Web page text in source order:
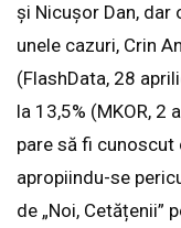
și Nicușor Dan, dar
unele cazuri, Crin
(FlashData, 28
la 13,5% (MKOR, 2
pare să fi cunoscut
apropiindu-se
de „Noi, Cetățenii”